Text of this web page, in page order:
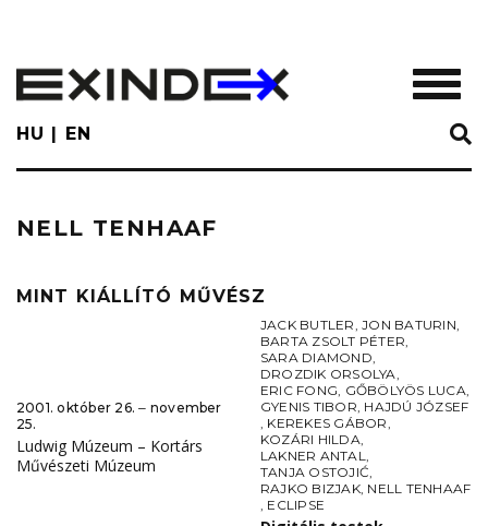
main
content
HU EN
NELL TENHAAF
MINT KIÁLLÍTÓ MŰVÉSZ
2001. október 26. ‒ november
25.
Ludwig Múzeum – Kortárs
Művészeti Múzeum
JACK BUTLER,JON BATURIN,
BARTA ZSOLT PÉTER,
SARA DIAMOND,
DROZDIK ORSOLYA,
ERIC FONG, GŐBÖLYÖS LUCA,
GYENIS TIBOR, HAJDÚ JÓZSEF
, KEREKES GÁBOR,
KOZÁRI HILDA,
LAKNER ANTAL,
TANJA OSTOJIĆ,
RAJKO BIZJAK, NELL TENHAAF
, ECLIPSE